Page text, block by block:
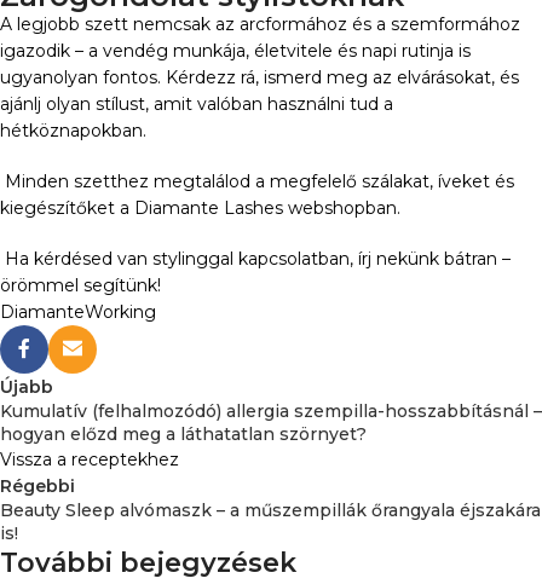
A legjobb szett nemcsak az arcformához és a szemformához
igazodik – a vendég munkája, életvitele és napi rutinja is
ugyanolyan fontos. Kérdezz rá, ismerd meg az elvárásokat, és
ajánlj olyan stílust, amit valóban használni tud a
hétköznapokban.
Minden szetthez megtalálod a megfelelő szálakat, íveket és
kiegészítőket a Diamante Lashes webshopban.
Ha kérdésed van stylinggal kapcsolatban, írj nekünk bátran –
örömmel segítünk!
DiamanteWorking
Újabb
Kumulatív (felhalmozódó) allergia szempilla-hosszabbításnál –
hogyan előzd meg a láthatatlan szörnyet?
Vissza a receptekhez
Régebbi
Beauty Sleep alvómaszk – a műszempillák őrangyala éjszakára
is!
További bejegyzések